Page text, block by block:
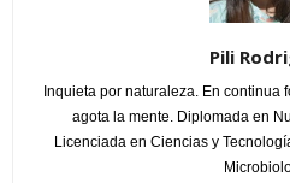
Pili
Inquieta por naturaleza. En continua
agota la mente. Diplomada en
Licenciada en Ciencias y